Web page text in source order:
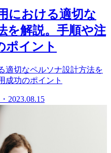
における適切な
を解説。手順や注
ポイント
適切なペルソナ設計方法を
成功のポイント
・ 2023.08.15